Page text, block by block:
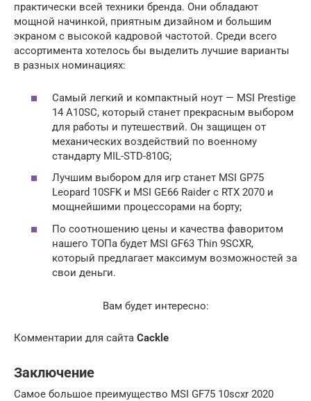
практически всей техники бренда. Они обладают
мощной начинкой, приятным дизайном и большим
экраном с высокой кадровой частотой. Среди всего
ассортимента хотелось бы выделить лучшие варианты
в разных номинациях:
Самый легкий и компактный ноут — MSI Prestige
14 A10SC, который станет прекрасным выбором
для работы и путешествий. Он защищен от
механических воздействий по военному
стандарту MIL-STD-810G;
Лучшим выбором для игр станет MSI GP75
Leopard 10SFK и MSI GE66 Raider с RTX 2070 и
мощнейшими процессорами на борту;
По соотношению цены и качества фаворитом
нашего ТОПа будет MSI GF63 Thin 9SCXR,
который предлагает максимум возможностей за
свои деньги.
Вам будет интересно:
Комментарии для сайта Cackl e
Заключение
Самое большое преимущество MSI GF75 10scxr 2020